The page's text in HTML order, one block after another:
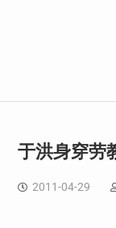
于洪身穿劳
2011-04-29